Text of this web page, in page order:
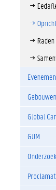
Raden
Gebouwen
Global
GUM
Onderzoek